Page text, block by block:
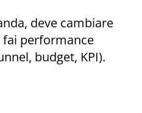
deve cambiare
performance
budget, KPI).